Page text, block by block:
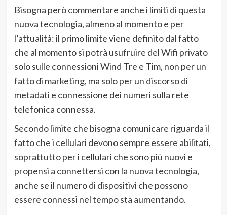
Bisogna però commentare anche i limiti di questa
nuova tecnologia, almeno al momento e per
l’attualità: il primo limite viene definito dal fatto
che al momento si potrà usufruire del Wifi privato
solo sulle connessioni Wind Tre e Tim, non per un
fatto di marketing, ma solo per un discorso di
metadati e connessione dei numeri sulla rete
telefonica connessa.
Secondo limite che bisogna comunicare riguarda il
fatto che i cellulari devono sempre essere abilitati,
soprattutto per i cellulari che sono più nuovi e
propensi a connettersi con la nuova tecnologia,
anche se il numero di dispositivi che possono
essere connessi nel tempo sta aumentando.